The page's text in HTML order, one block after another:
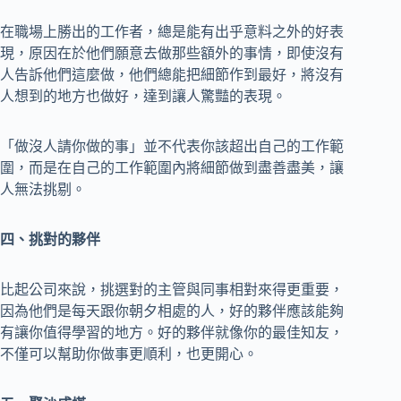
在職場上勝出的工作者，總是能有出乎意料之外的好表
現，原因在於他們願意去做那些額外的事情，即使沒有
人告訴他們這麼做，他們總能把細節作到最好，將沒有
人想到的地方也做好，達到讓人驚豔的表現。
「做沒人請你做的事」並不代表你該超出自己的工作範
圍，而是在自己的工作範圍內將細節做到盡善盡美，讓
人無法挑剔。
四、挑對的夥伴
比起公司來說，挑選對的主管與同事相對來得更重要，
因為他們是每天跟你朝夕相處的人，好的夥伴應該能夠
有讓你值得學習的地方。好的夥伴就像你的最佳知友，
不僅可以幫助你做事更順利，也更開心。